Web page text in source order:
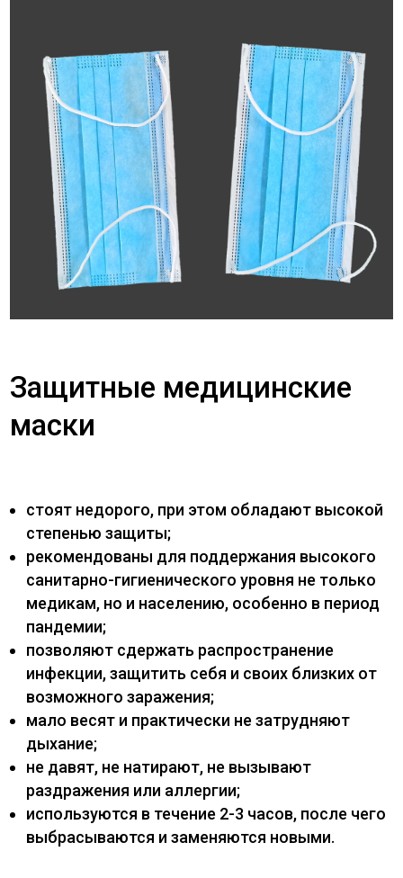
Защитные медицинские
маски
стоят недорого, при этом обладают высокой
степенью защиты;
рекомендованы для поддержания высокого
санитарно-гигиенического уровня не только
медикам, но и населению, особенно в период
пандемии;
позволяют сдержать распространение
инфекции, защитить себя и своих близких от
возможного заражения;
мало весят и практически не затрудняют
дыхание;
не давят, не натирают, не вызывают
раздражения или аллергии;
используются в течение 2-3 часов, после чего
выбрасываются и заменяются новыми.